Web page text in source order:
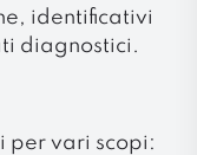
identificativi
diagnostici.
per vari scopi: